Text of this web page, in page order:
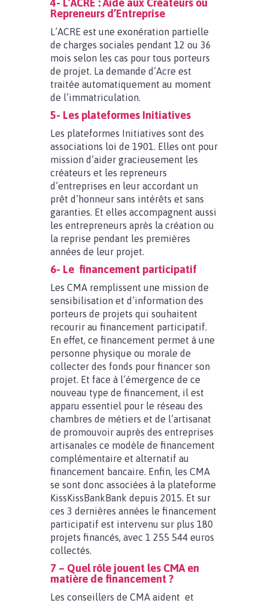
4- L’ACRE : Aide aux Créateurs ou
Repreneurs d’Entreprise
L’ACRE est une exonération partielle
de charges sociales pendant 12 ou 36
mois selon les cas pour tous porteurs
de projet. La demande d’Acre est
traitée automatiquement au moment
de l’immatriculation.
5- Les plateformes Initiatives
Les plateformes Initiatives sont des
associations loi de 1901. Elles ont pour
mission d’aider gracieusement les
créateurs et les repreneurs
d’entreprises en leur accordant un
prêt d’honneur sans intérêts et sans
garanties. Et elles accompagnent aussi
les entrepreneurs après la création ou
la reprise pendant les premières
années de leur projet.
6- Le financement participatif
Les CMA remplissent une mission de
sensibilisation et d’information des
porteurs de projets qui souhaitent
recourir au financement participatif.
En effet, ce financement permet à une
personne physique ou morale de
collecter des fonds pour financer son
projet. Et face à l’émergence de ce
nouveau type de financement, il est
apparu essentiel pour le réseau des
chambres de métiers et de l’artisanat
de promouvoir auprès des entreprises
artisanales ce modèle de financement
complémentaire et alternatif au
financement bancaire. Enfin, les CMA
se sont donc associées à la plateforme
KissKissBankBank depuis 2015. Et sur
ces 3 dernières années le financement
participatif est intervenu sur plus 180
projets financés, avec 1 255 544 euros
collectés.
7 – Quel rôle jouent les CMA en
matière de financement ?
Les conseillers de CMA aident et